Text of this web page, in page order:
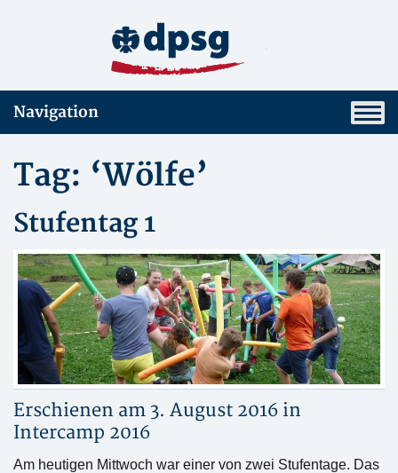
Navigation
Tag: ‘Wölfe’
Stufentag 1
Erschienen am 3. August 2016 in
Intercamp 2016
Am heutigen Mittwoch war einer von zwei Stufentage. Das